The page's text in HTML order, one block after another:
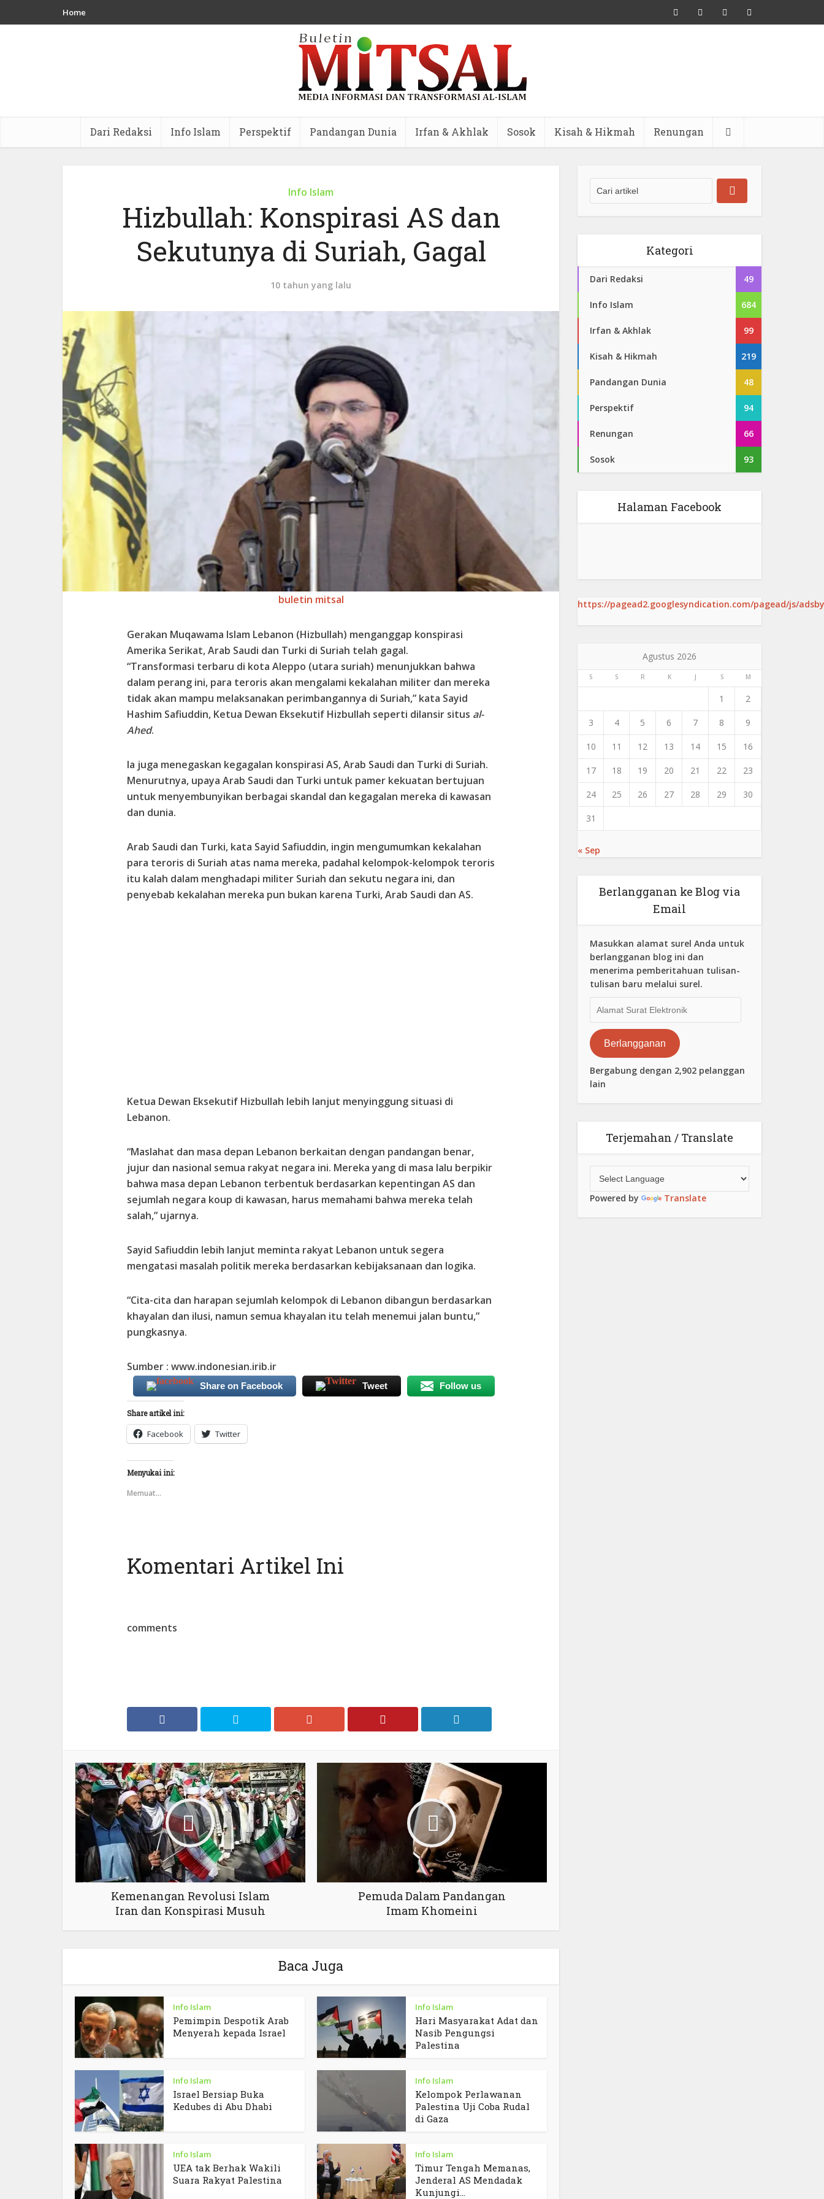
Home
Dari Redaksi Info Islam Perspektif Pandangan Dunia Irfan & Akhlak Sosok Kisah & Hikmah Renungan
Info Islam
Hizbullah: Konspirasi AS dan
Sekutunya di Suriah, Gagal
10 tahun yang lalu
buletin mitsal
Gerakan Muqawama Islam Lebanon (Hizbullah) menganggap konspirasi
Amerika Serikat, Arab Saudi dan Turki di Suriah telah gagal.
“Transformasi terbaru di kota Aleppo (utara suriah) menunjukkan bahwa
dalam perang ini, para teroris akan mengalami kekalahan militer dan mereka
tidak akan mampu melaksanakan perimbangannya di Suriah,” kata Sayid
Hashim Safiuddin, Ketua Dewan Eksekutif Hizbullah seperti dilansir situs al-
Ahed.
Ia juga menegaskan kegagalan konspirasi AS, Arab Saudi dan Turki di Suriah.
Menurutnya, upaya Arab Saudi dan Turki untuk pamer kekuatan bertujuan
untuk menyembunyikan berbagai skandal dan kegagalan mereka di kawasan
dan dunia.
Arab Saudi dan Turki, kata Sayid Safiuddin, ingin mengumumkan kekalahan
para teroris di Suriah atas nama mereka, padahal kelompok-kelompok teroris
itu kalah dalam menghadapi militer Suriah dan sekutu negara ini, dan
penyebab kekalahan mereka pun bukan karena Turki, Arab Saudi dan AS.
Ketua Dewan Eksekutif Hizbullah lebih lanjut menyinggung situasi di
Lebanon.
“Maslahat dan masa depan Lebanon berkaitan dengan pandangan benar,
jujur dan nasional semua rakyat negara ini. Mereka yang di masa lalu berpikir
bahwa masa depan Lebanon terbentuk berdasarkan kepentingan AS dan
sejumlah negara koup di kawasan, harus memahami bahwa mereka telah
salah,” ujarnya.
Sayid Safiuddin lebih lanjut meminta rakyat Lebanon untuk segera
mengatasi masalah politik mereka berdasarkan kebijaksanaan dan logika.
“Cita-cita dan harapan sejumlah kelompok di Lebanon dibangun berdasarkan
khayalan dan ilusi, namun semua khayalan itu telah menemui jalan buntu,”
pungkasnya.
Sumber : www.indonesian.irib.ir
Share on Facebook Tweet Follow us
Share artikel ini:
Facebook Twitter
Menyukai ini:
Memuat...
Komentari Artikel Ini
comments
Kemenangan Revolusi Islam
Iran dan Konspirasi Musuh
Pemuda Dalam Pandangan
Imam Khomeini
Baca Juga
Info Islam
Pemimpin Despotik Arab
Menyerah kepada Israel
Info Islam
Hari Masyarakat Adat dan
Nasib Pengungsi
Palestina
Info Islam
Israel Bersiap Buka
Kedubes di Abu Dhabi
Info Islam
Kelompok Perlawanan
Palestina Uji Coba Rudal
di Gaza
Info Islam
UEA tak Berhak Wakili
Suara Rakyat Palestina
Info Islam
Timur Tengah Memanas,
Jenderal AS Mendadak
Kunjungi...
Kategori
Dari Redaksi 49
Info Islam 684
Irfan & Akhlak 99
Kisah & Hikmah 219
Pandangan Dunia 48
Perspektif 94
Renungan 66
Sosok 93
Halaman Facebook
https://pagead2.googlesyndication.com/pagead/js/
Agustus 2026
S S R K J S M
1 2
3 4 5 6 7 8 9
10 11 12 13 14 15 16
17 18 19 20 21 22 23
24 25 26 27 28 29 30
31
« Sep
Berlangganan ke Blog via
Email
Masukkan alamat surel Anda untuk
berlangganan blog ini dan
menerima pemberitahuan tulisan-
tulisan baru melalui surel.
Surat
Elektronik
Berlangganan
Bergabung dengan 2,902 pelanggan
lain
Terjemahan / Translate
Powered by Translate